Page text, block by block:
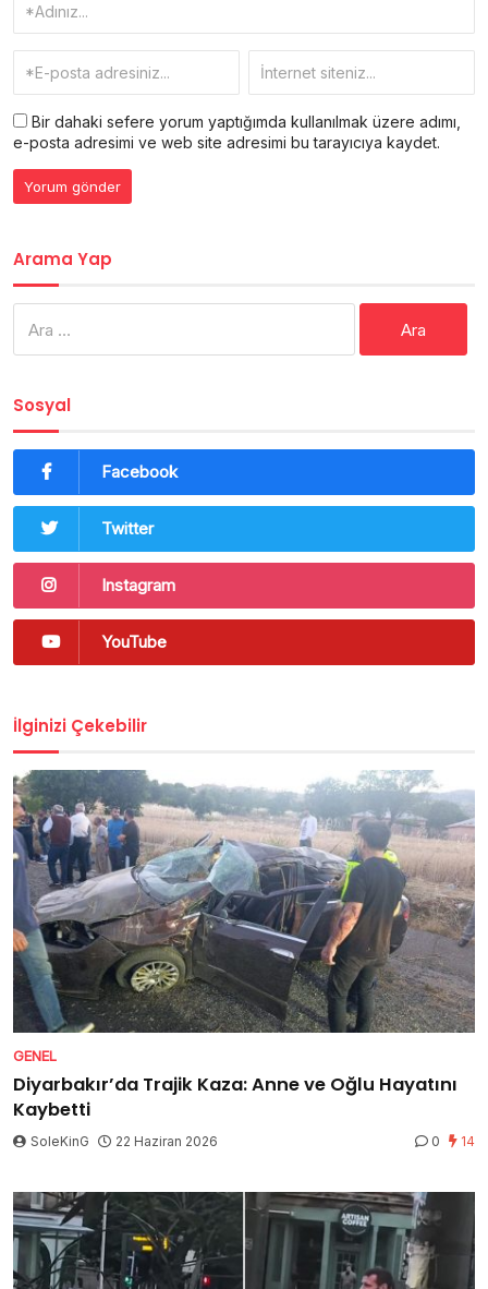
Bir dahaki sefere yorum yaptığımda kullanılmak üzere adımı,
e-posta adresimi ve web site adresimi bu tarayıcıya kaydet.
Arama Yap
Sosyal
Facebook
Twitter
Instagram
YouTube
İlginizi Çekebilir
GENEL
Diyarbakır’da Trajik Kaza: Anne ve Oğlu Hayatını
Kaybetti
SoleKinG 22 Haziran 2026 0 14